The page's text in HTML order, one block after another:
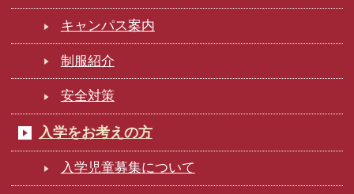
キャンパス案内
制服紹介
安全対策
入学をお考えの方
入学児童募集について